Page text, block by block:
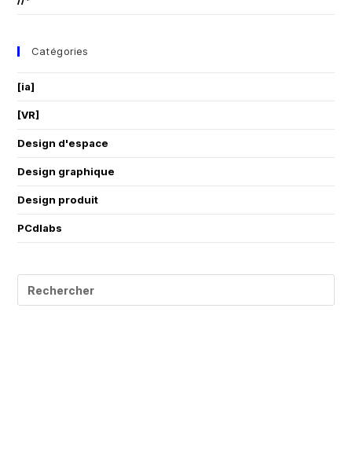
Catégories
[ia]
[VR]
Design d'espace
Design graphique
Design produit
PCdlabs